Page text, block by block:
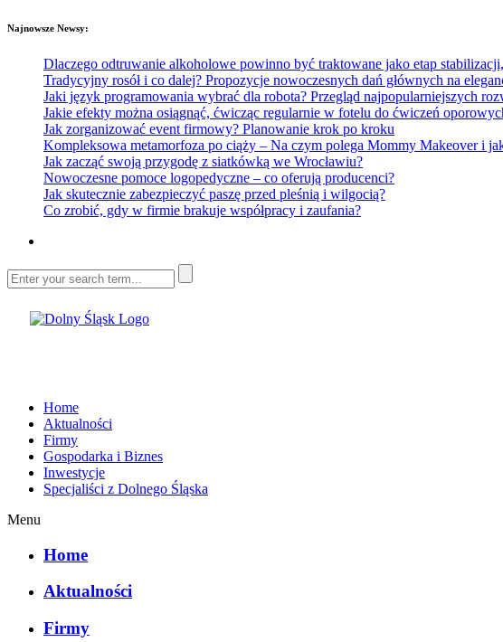
Najnowsze Newsy:
Dlaczego odtruwanie alkoholowe powinno być traktowane jako etap
Tradycyjny rosół i co dalej? Propozycje nowoczesnych dań głównych na
Jaki język programowania wybrać dla robota? Przegląd najpopularniejszych
Jakie efekty można osiągnąć, ćwicząc regularnie w fotelu do ćwiczeń
Jak zorganizować event firmowy? Planowanie krok po kroku
Kompleksowa metamorfoza po ciąży – Na czym polega Mommy Makeover i
Jak zacząć swoją przygodę z siatkówką we Wrocławiu?
Nowoczesne pomoce logopedyczne – co oferują producenci?
Jak skutecznie zabezpieczyć paszę przed pleśnią i wilgocią?
Co zrobić, gdy w firmie brakuje współpracy i zaufania?
Home
Aktualności
Firmy
Gospodarka i Biznes
Inwestycje
Specjaliści z Dolnego Śląska
Menu
Home
Aktualności
Firmy